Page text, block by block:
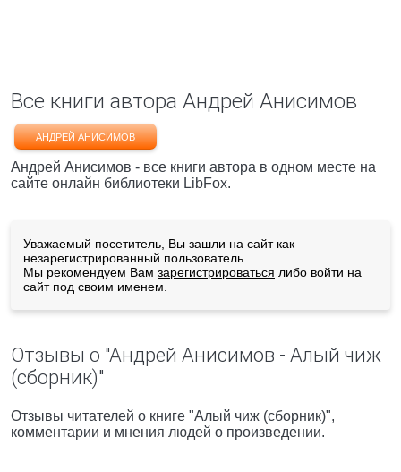
Все книги автора Андрей Анисимов
АНДРЕЙ АНИСИМОВ
Андрей Анисимов - все книги автора в одном месте на
сайте онлайн библиотеки LibFox.
Уважаемый посетитель, Вы зашли на сайт как
незарегистрированный пользователь.
Мы рекомендуем Вам зарегистрироваться либо войти на
сайт под своим именем.
Отзывы о "Андрей Анисимов - Алый чиж
(сборник)"
Отзывы читателей о книге "Алый чиж (сборник)",
комментарии и мнения людей о произведении.